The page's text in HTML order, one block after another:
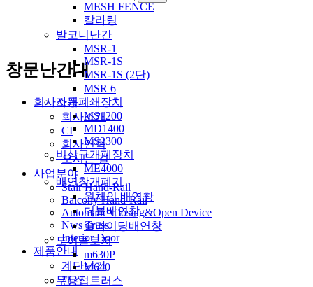
MESH FENCE
칼라링
발코니난간
MSR-1
MSR-1S
MSR-1S (2단)
MSR 6
자동폐쇄장치
MS1200
MD1400
MS2300
비상구개폐장치
ME4000
배연창개폐기
원체인 배연창
더블배연창
슬라이딩배연창
도어클로저
m630P
M640
무용접트러스
창문난간대
회사소개
회사소개
CI
회사연혁
오시는 길
사업분야
Stair Hand-Rail
Balcony Hand-Rail
Automatic Closing&Open Device
Nws Truss
Interior Door
제품안내
계단난간
팬스